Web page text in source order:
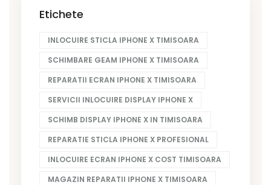
Etichete
INLOCUIRE STICLA IPHONE X TIMISOARA
SCHIMBARE GEAM IPHONE X TIMISOARA
REPARATII ECRAN IPHONE X TIMISOARA
SERVICII INLOCUIRE DISPLAY IPHONE X
SCHIMB DISPLAY IPHONE X IN TIMISOARA
REPARATIE STICLA IPHONE X PROFESIONAL
INLOCUIRE ECRAN IPHONE X COST TIMISOARA
MAGAZIN REPARATII IPHONE X TIMISOARA